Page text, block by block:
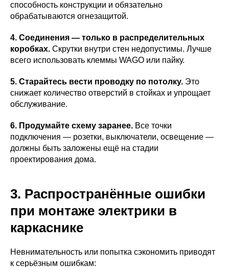
способность конструкции и обязательно
обрабатываются огнезащитой.
4. Соединения — только в распределительных
коробках. Скрутки внутри стен недопустимы. Лучше
всего использовать клеммы WAGO или пайку.
5. Старайтесь вести проводку по потолку. Это
снижает количество отверстий в стойках и упрощает
обслуживание.
6. Продумайте схему заранее. Все точки
подключения — розетки, выключатели, освещение —
должны быть заложены ещё на стадии
проектирования дома.
3. Распространённые ошибки
при монтаже электрики в
каркаснике
Невнимательность или попытка сэкономить приводят
к серьёзным ошибкам: